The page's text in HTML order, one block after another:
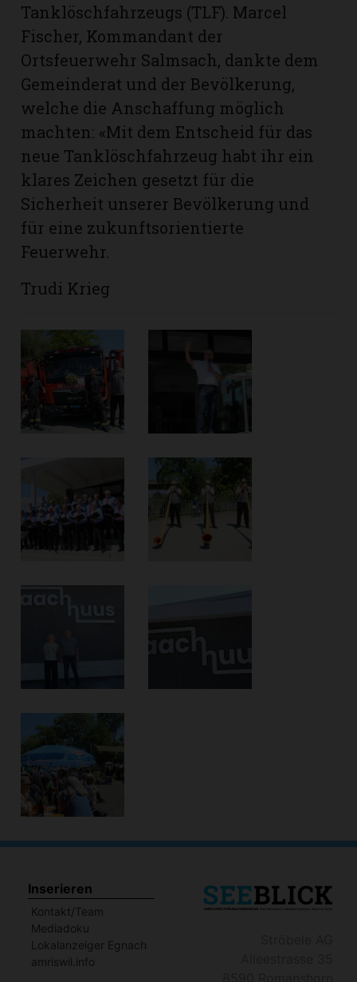
Tanklöschfahrzeugs (TLF). Marcel
Fischer, Kommandant der
Ortsfeuerwehr Salmsach, dankte dem
Gemeinderat und der Bevölkerung,
welche die Anschaffung möglich
machten: «Mit dem Entscheid für das
neue Tanklöschfahrzeug habt ihr ein
klares Zeichen gesetzt für die
Sicherheit unserer Bevölkerung und
für eine zukunftsorientierte
Feuerwehr.
Trudi Krieg
Inserieren
Kontakt/Team
Mediadoku
Lokalanzeiger Egnach
amriswil.info